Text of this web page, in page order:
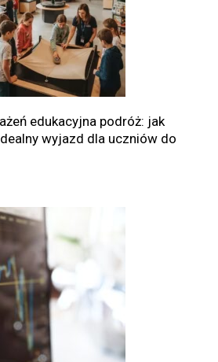
edukacyjna podróż: jak
wyjazd dla uczniów do